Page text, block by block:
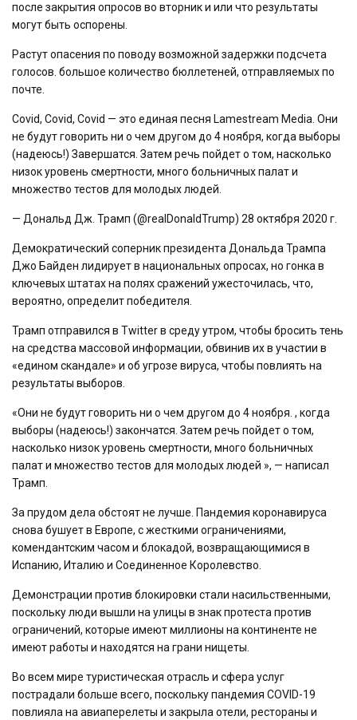
после закрытия опросов во вторник и или что результаты
могут быть оспорены.
Растут опасения по поводу возможной задержки подсчета
голосов. большое количество бюллетеней, отправляемых по
почте.
Covid, Covid, Covid — это единая песня Lamestream Media. Они
не будут говорить ни о чем другом до 4 ноября, когда выборы
(надеюсь!) Завершатся. Затем речь пойдет о том, насколько
низок уровень смертности, много больничных палат и
множество тестов для молодых людей.
— Дональд Дж. Трамп (@realDonaldTrump) 28 октября 2020 г.
Демократический соперник президента Дональда Трампа
Джо Байден лидирует в национальных опросах, но гонка в
ключевых штатах на полях сражений ужесточилась, что,
вероятно, определит победителя.
Трамп отправился в Twitter в среду утром, чтобы бросить тень
на средства массовой информации, обвинив их в участии в
«едином скандале» и об угрозе вируса, чтобы повлиять на
результаты выборов.
«Они не будут говорить ни о чем другом до 4 ноября. , когда
выборы (надеюсь!) закончатся. Затем речь пойдет о том,
насколько низок уровень смертности, много больничных
палат и множество тестов для молодых людей », — написал
Трамп.
За прудом дела обстоят не лучше. Пандемия коронавируса
снова бушует в Европе, с жесткими ограничениями,
комендантским часом и блокадой, возвращающимися в
Испанию, Италию и Соединенное Королевство.
Демонстрации против блокировки стали насильственными,
поскольку люди вышли на улицы в знак протеста против
ограничений, которые имеют миллионы на континенте не
имеют работы и находятся на грани нищеты.
Во всем мире туристическая отрасль и сфера услуг
пострадали больше всего, поскольку пандемия COVID-19
повлияла на авиаперелеты и закрыла отели, рестораны и